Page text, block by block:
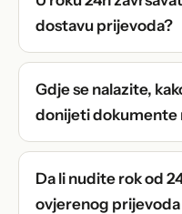
dostavu prijevoda?
Gdje se nalazite,
donijeti dokumente
Da li nudite rok od
ovjerenog prijevoda